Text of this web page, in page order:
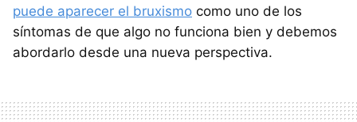
puede aparecer el bruxismo como uno de los
síntomas de que algo no funciona bien y debemos
abordarlo desde una nueva perspectiva.